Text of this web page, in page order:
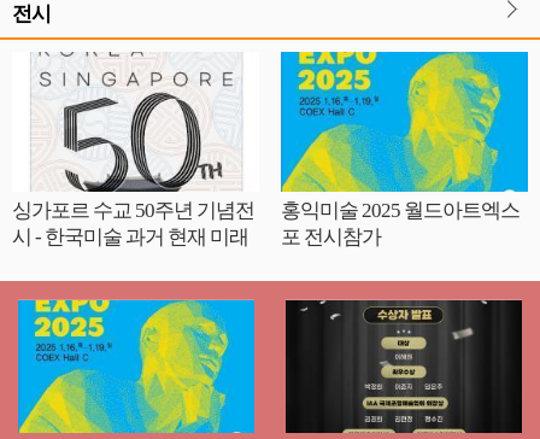
전시
싱가포르 수교 50주년 기념전
시 - 한국미술 과거 현재 미래
홍익미술 2025 월드아트엑스
포 전시참가